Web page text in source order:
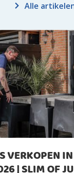
Alle
VERKOPEN